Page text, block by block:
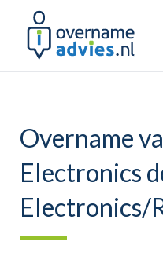
Overname
Electronics
Electronics/